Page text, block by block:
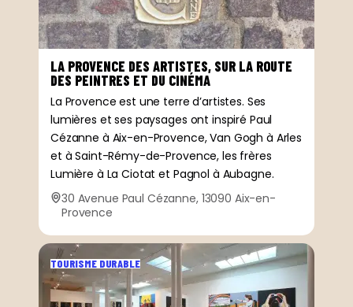
LA PROVENCE DES ARTISTES, SUR LA ROUTE
DES PEINTRES ET DU CINÉMA
La Provence est une terre d’artistes. Ses
lumières et ses paysages ont inspiré Paul
Cézanne à Aix-en-Provence, Van Gogh à Arles
et à Saint-Rémy-de-Provence, les frères
Lumière à La Ciotat et Pagnol à Aubagne.
30 Avenue Paul Cézanne, 13090 Aix-en-
Provence
TOURISME DURABLE